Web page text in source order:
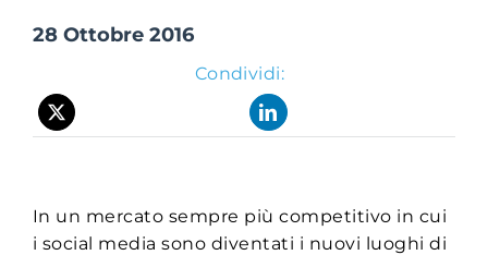
28 Ottobre 2016
Condividi:
In un mercato sempre più competitivo in cui
i social media sono diventati i nuovi luoghi di